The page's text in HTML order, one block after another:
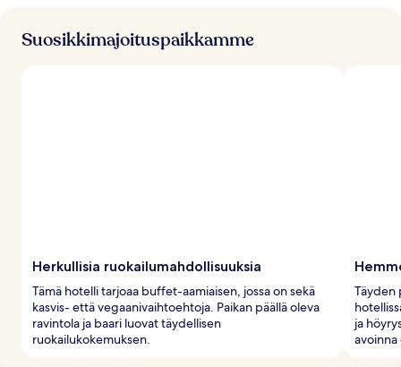
j
a
Suosikkimajoituspaikkamme
Herkullisia ruokailumahdollisuuksia
Tämä hotelli tarjoaa buffet-aamiaisen, jossa on sekä
kasvis- että vegaanivaihtoehtoja. Paikan päällä oleva
ravintola ja baari luovat täydellisen
ruokailukokemuksen.
Täyden
ja
avoinna